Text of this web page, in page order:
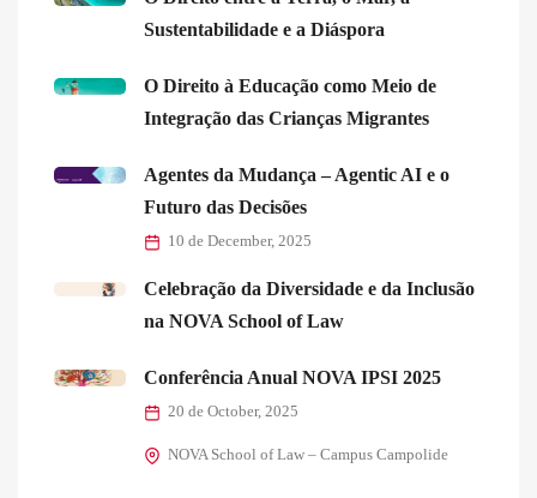
Sustentabilidade e a Diáspora
O Direito à Educação como Meio de
Integração das Crianças Migrantes
Agentes da Mudança – Agentic AI e o
Futuro das Decisões
10 de December, 2025
Celebração da Diversidade e da Inclusão
na NOVA School of Law
Conferência Anual NOVA IPSI 2025
20 de October, 2025
NOVA School of Law – Campus Campolide